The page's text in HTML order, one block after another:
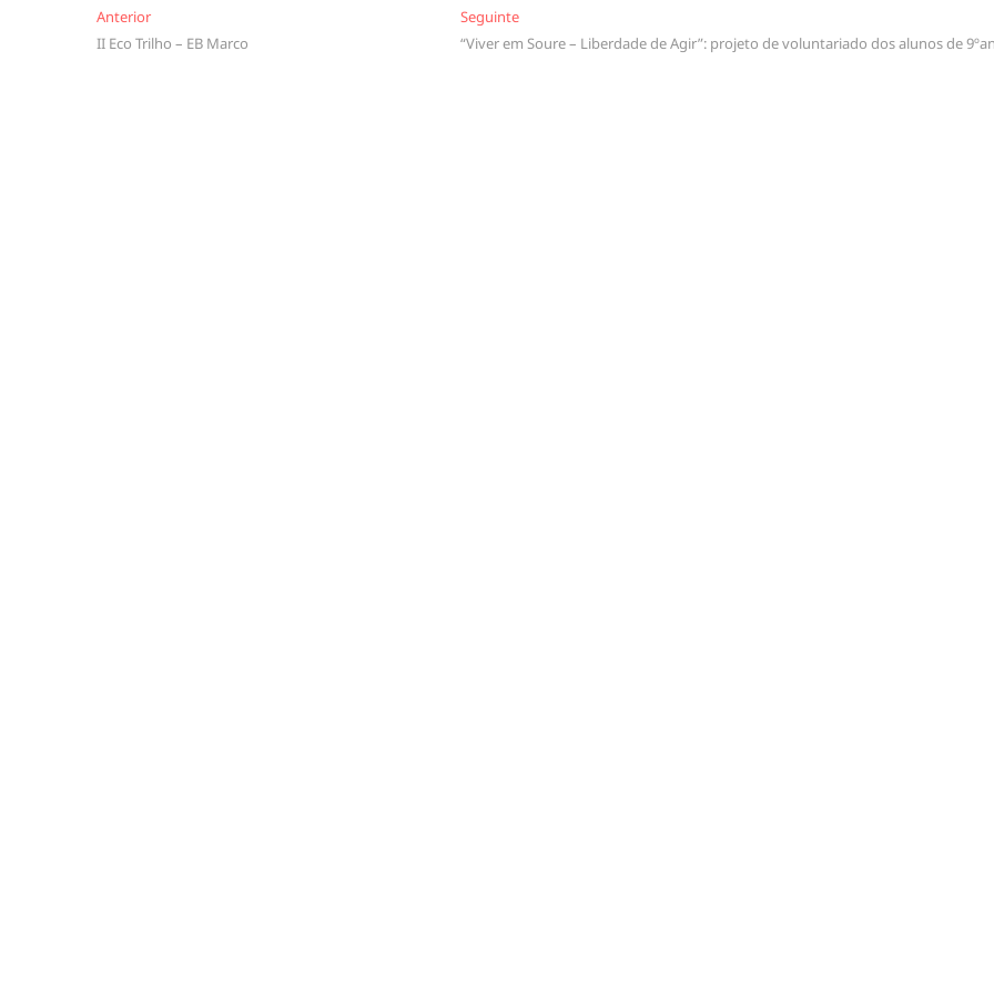
Navegação
de
AnteriorAnterior
II Eco Trilho – EB Marco
SeguinteSeguinte
“Viver em Soure – Liberdade de Agir”: projeto de voluntariado dos alunos de